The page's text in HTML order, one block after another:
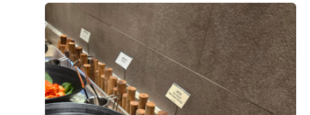
며, 시식을 통해 예식에 대한 기대감도 한층 커진 뜻깊은
시간이었습니다.
감이 살아 있어 만족스러웠습니다.
디저트 코너도 인상적이었습니다. 다양한 케이크와 과일,
음료가 준비되어 있어 식사를 마무리하기 좋았고, 전체적
으로 음식 간이 과하지 않아 어르신부터 젊은 하객까지
모두 부담 없이 드실 수 있을 것 같았습니다.
후기가 도움이 되었나요? 0
김현, 구지혜 2026-08-02 22명 읽음